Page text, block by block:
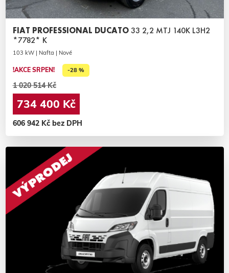
FIAT PROFESSIONAL DUCATO33 2,2 MTJ 140K L3H2
*7782* K
103 kW | Nafta | Nové
!AKCE SRPEN! -28 %
1 020 514 Kč
734 400 Kč
606 942 Kč bez DPH